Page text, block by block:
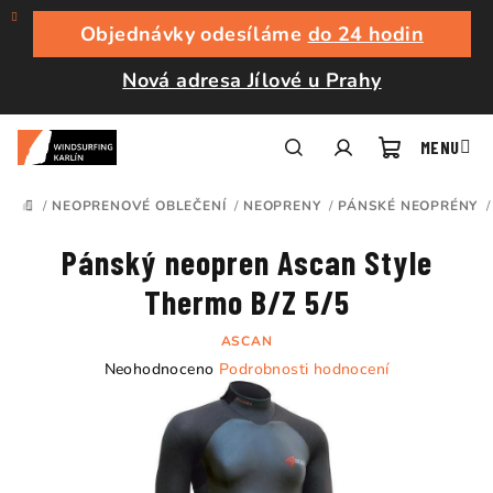
Přejít
obsah
Objednávky odesíláme do 24 hodin
Nová adresa Jílové u Prahy
košík
DOMŮ
/ NEOPRENOVÉ OBLEČENÍ / NEOPRENY / PÁNSKÉ NEOPRÉNY /
Pánský neopren Ascan Style
Thermo B/Z 5/5
ASCAN
Průměrné
Neohodnoceno Podrobnosti hodnocení